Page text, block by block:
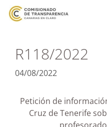
R118/2022
04/08/2022
Petición de
Cruz de Tenerife